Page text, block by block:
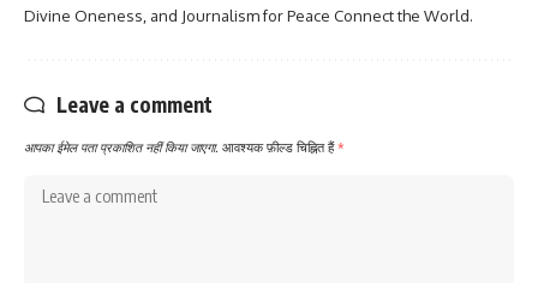
Divine Oneness, and Journalism for Peace Connect the World.
Leave a comment
आपका ईमेल पता प्रकाशित नहीं किया जाएगा. आवश्यक फ़ील्ड चिह्नित हैं*